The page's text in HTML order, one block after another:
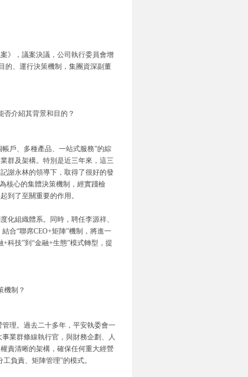
》，議案決議，公司執行委員會增
的、運行決策機制，集團資深副董
否介紹其背景和目的？
戶、多種產品、一站式服務”的綜
群及架構。特別是近三年來，這三
謝永林的領導下，取得了很好的發
核心的集體決策機制，經實踐檢
到了至關重要的作用。
化組織體系。同時，聘任李源祥、
合“聯席CEO+矩陣”機制，將進一
科技”到“金融+生態”模式轉型，提
機制？
理。過去二十多年，平安執委會一
業群條線執行官，與財務企劃、人
責清晰的架構，確保任何重大經營
負責、矩陣管理”的模式。